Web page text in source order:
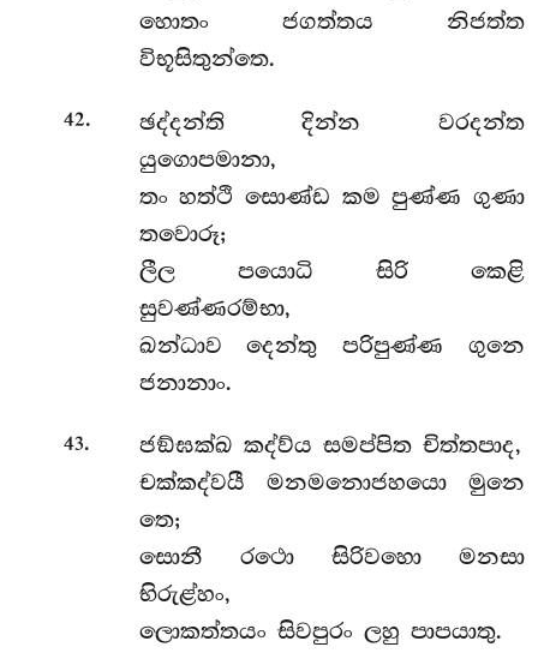
හොතං ජගත්තය නිජත්ත
විභූසිතුන්තෙ.
42.
ඡද්දන්ති දින්න වරදන්ත
යුගොපමානා,
තං හත්ථි සොණ්ඩ කම පුණ්ණ ගුණා
තවොරූ;
ලීල පයොධි සිරි කෙළි
සුවණ්ණරම්භා,
ඛන්ධාව දෙන්තු පරිපුණ්ණ ගුනෙ
ජනානාං.
43.
ජඞ්ඝක්ඛ කද්ව්ය සමප්පිත චිත්තපාද,
චක්කද්වයී මනමනොජහයො මුනෙ
තෙ;
සොනී රථො සිරිවහො මනසා
භිරුළ්හං,
ලොකත්තයං සිවපුරං ලහු පාපයාතු.